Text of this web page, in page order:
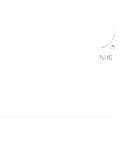
500